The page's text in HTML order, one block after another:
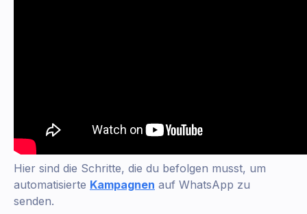
Hier sind die Schritte, die du befolgen musst, um
automatisierte Kampagnen auf WhatsApp zu
senden.